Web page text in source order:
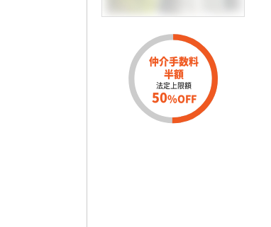
仲介手数料
半額
法定上限額
50%OFF